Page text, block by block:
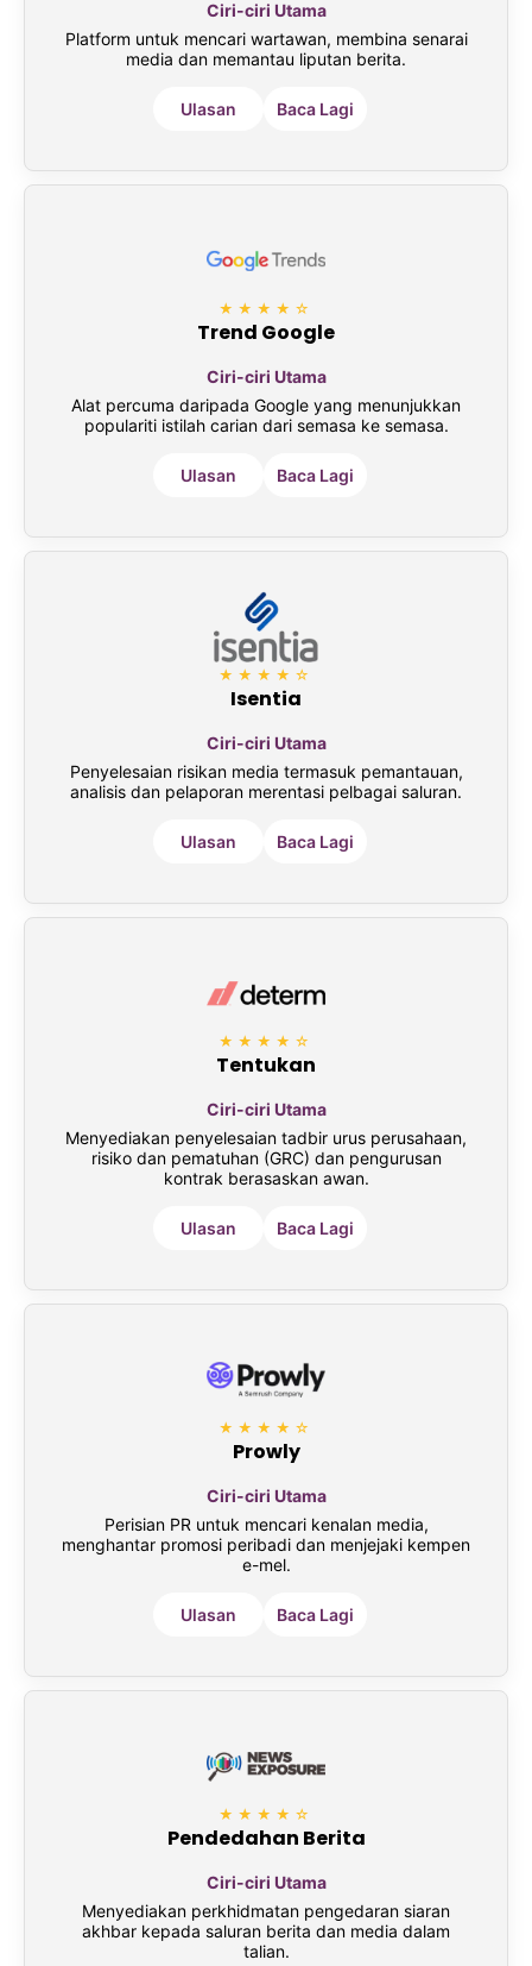
Ciri-ciri Utama
Platform untuk mencari wartawan, membina senarai
media dan memantau liputan berita.
Ulasan Baca Lagi
★★★★☆
Trend Google
Ciri-ciri Utama
Alat percuma daripada Google yang menunjukkan
populariti istilah carian dari semasa ke semasa.
Ulasan Baca Lagi
★★★★☆
Isentia
Ciri-ciri Utama
Penyelesaian risikan media termasuk pemantauan,
analisis dan pelaporan merentasi pelbagai saluran.
Ulasan Baca Lagi
★★★★☆
Tentukan
Ciri-ciri Utama
Menyediakan penyelesaian tadbir urus perusahaan,
risiko dan pematuhan (GRC) dan pengurusan
kontrak berasaskan awan.
Ulasan Baca Lagi
★★★★☆
Prowly
Ciri-ciri Utama
Perisian PR untuk mencari kenalan media,
menghantar promosi peribadi dan menjejaki kempen
e-mel.
Ulasan Baca Lagi
★★★★☆
Pendedahan Berita
Ciri-ciri Utama
Menyediakan perkhidmatan pengedaran siaran
akhbar kepada saluran berita dan media dalam
talian.